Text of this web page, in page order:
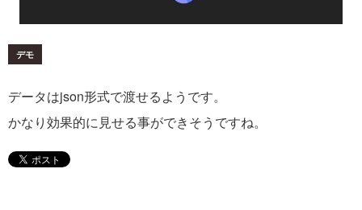
デモ
データはjson形式で渡せるようです。
かなり効果的に見せる事ができそうですね。